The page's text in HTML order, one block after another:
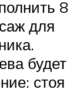
8
для
будет
стоя